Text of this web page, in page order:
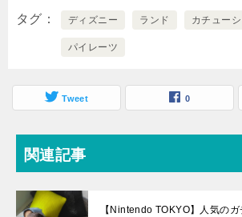
タグ ディズニー ランド カチューシ
パイレーツ
Tweet 0
関連記事
【Nintendo TOKYO】人気の